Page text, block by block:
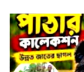
চট্টগ্রাম